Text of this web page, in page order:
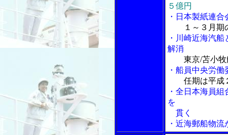
５億円
・日本製紙連
１～３月
・川崎近海汽
解消
東京/苫小
・船員中央労
任期は平成
・全日本海員
を
貫く
・近海郵船物